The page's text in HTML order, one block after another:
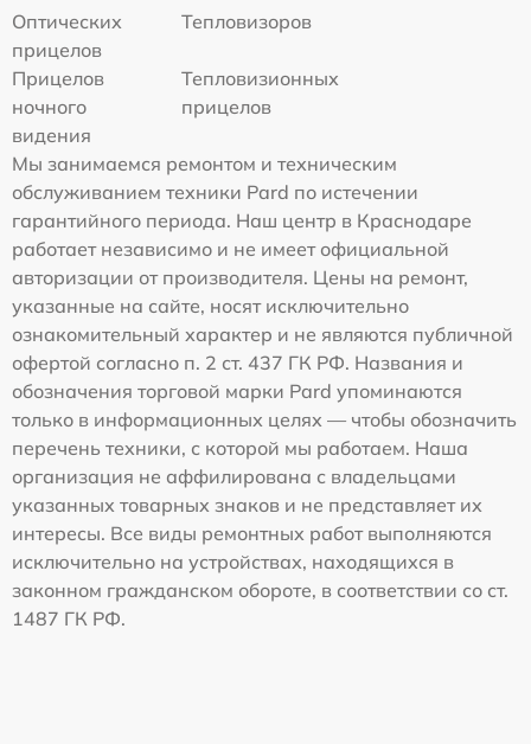
Оптических
прицелов
Тепловизоров
Прицелов
ночного
видения
Тепловизионных
прицелов
Мы занимаемся ремонтом и техническим
обслуживанием техники Pard по истечении
гарантийного периода. Наш центр в Краснодаре
работает независимо и не имеет официальной
авторизации от производителя. Цены на ремонт,
указанные на сайте, носят исключительно
ознакомительный характер и не являются публичной
офертой согласно п. 2 ст. 437 ГК РФ. Названия и
обозначения торговой марки Pard упоминаются
только в информационных целях — чтобы обозначить
перечень техники, с которой мы работаем. Наша
организация не аффилирована с владельцами
указанных товарных знаков и не представляет их
интересы. Все виды ремонтных работ выполняются
исключительно на устройствах, находящихся в
законном гражданском обороте, в соответствии со ст.
1487 ГК РФ.